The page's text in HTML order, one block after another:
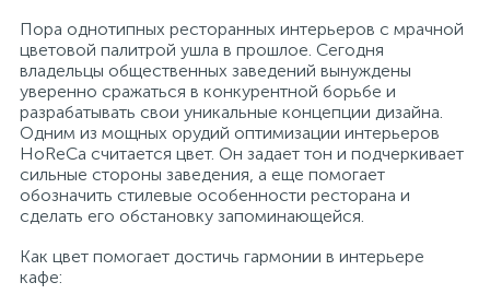
Пора однотипных ресторанных интерьеров с мрачной
цветовой палитрой ушла в прошлое. Сегодня
владельцы общественных заведений вынуждены
уверенно сражаться в конкурентной борьбе и
разрабатывать свои уникальные концепции дизайна.
Одним из мощных орудий оптимизации интерьеров
HoReCa считается цвет. Он задает тон и подчеркивает
сильные стороны заведения, а еще помогает
обозначить стилевые особенности ресторана и
сделать его обстановку запоминающейся.
Как цвет помогает достичь гармонии в интерьере
кафе: